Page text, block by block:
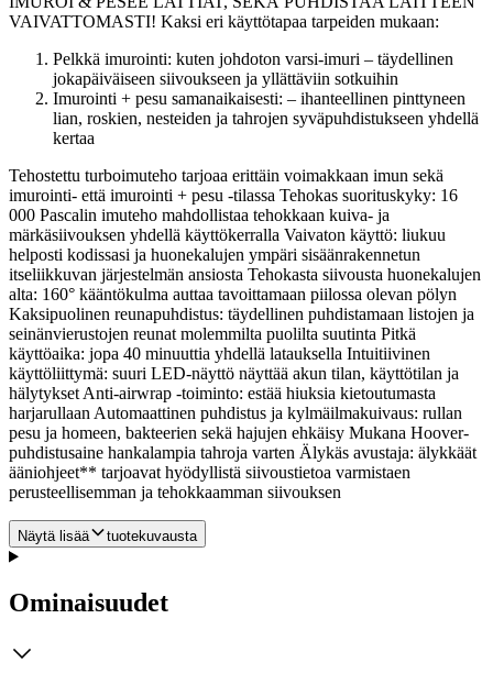
VAIVATTOMASTI! Kaksi eri käyttötapaa tarpeiden mukaan:
Pelkkä imurointi: kuten johdoton varsi-imuri – täydellinen
jokapäiväiseen siivoukseen ja yllättäviin sotkuihin
Imurointi + pesu samanaikaisesti: – ihanteellinen pinttyneen
lian, roskien, nesteiden ja tahrojen syväpuhdistukseen yhdellä
kertaa
Tehostettu turboimuteho tarjoaa erittäin voimakkaan imun sekä
imurointi- että imurointi + pesu -tilassa Tehokas suorituskyky: 16
000 Pascalin imuteho mahdollistaa tehokkaan kuiva- ja
märkäsiivouksen yhdellä käyttökerralla Vaivaton käyttö: liukuu
helposti kodissasi ja huonekalujen ympäri sisäänrakennetun
itseliikkuvan järjestelmän ansiosta Tehokasta siivousta huonekalujen
alta: 160° kääntökulma auttaa tavoittamaan piilossa olevan pölyn
Kaksipuolinen reunapuhdistus: täydellinen puhdistamaan listojen ja
seinänvierustojen reunat molemmilta puolilta suutinta Pitkä
käyttöaika: jopa 40 minuuttia yhdellä latauksella Intuitiivinen
käyttöliittymä: suuri LED-näyttö näyttää akun tilan, käyttötilan ja
hälytykset Anti-airwrap -toiminto: estää hiuksia kietoutumasta
harjarullaan Automaattinen puhdistus ja kylmäilmakuivaus: rullan
pesu ja homeen, bakteerien sekä hajujen ehkäisy Mukana Hoover-
puhdistusaine hankalampia tahroja varten Älykäs avustaja: älykkäät
ääniohjeet** tarjoavat hyödyllistä siivoustietoa varmistaen
perusteellisemman ja tehokkaamman siivouksen
Näytä lisää tuotekuvausta
Ominaisuudet